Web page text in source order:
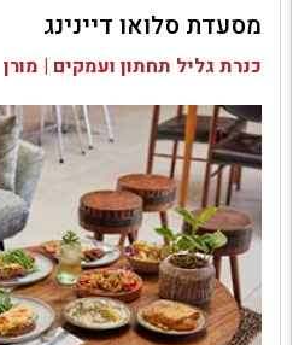
מסעדת סלואו דיינינג
כנרת גליל תחתון ועמקים | מורן